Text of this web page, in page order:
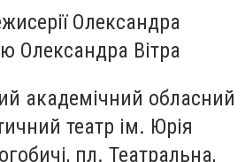
Олександра
Олександра Вітра
академічний обласний
театр ім. Юрія
пл. Театральна,